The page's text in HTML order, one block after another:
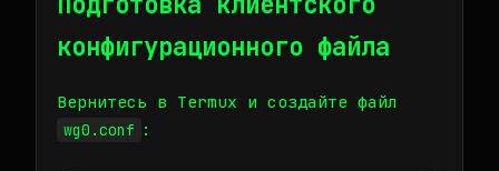
конфигурационного файла
Вернитесь в Termux и создайте файл
wg0.conf :